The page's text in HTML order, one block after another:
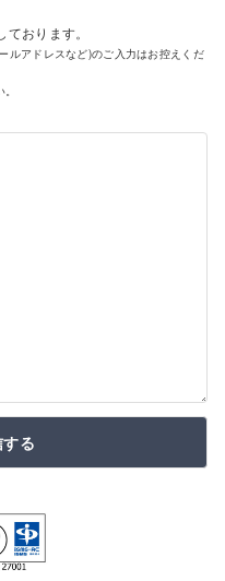
おります。
ルアドレスなど)のご入力はお控えくだ
る